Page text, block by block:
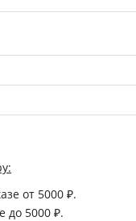
от 5000 ₽.
до 5000 ₽.